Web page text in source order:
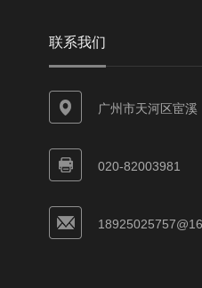
联系我们
广州市天河区宦溪
020-82003981